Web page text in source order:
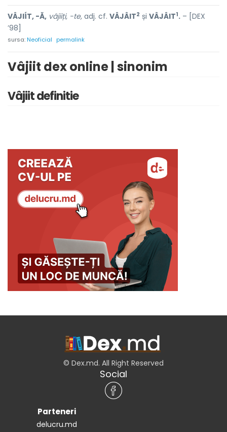
VÂJIÍT, -Ă, vâjiiți, -te, adj. cf. VÂJÂIT2 și VÂJÂIT1. – [DEX
’98]
sursa:Neoficial permalink
Vâjiit dex online | sinonim
Vâjiit definitie
© Dex.md. All Right Reserved
Social
Parteneri
delucru.md